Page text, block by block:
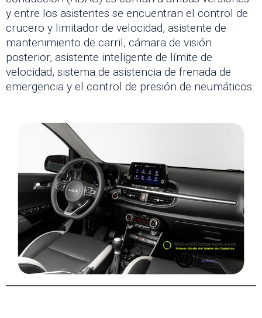
y entre los asistentes se encuentran el control de
crucero y limitador de velocidad, asistente de
mantenimiento de carril, cámara de visión
posterior, asistente inteligente de límite de
velocidad, sistema de asistencia de frenada de
emergencia y el control de presión de neumáticos.